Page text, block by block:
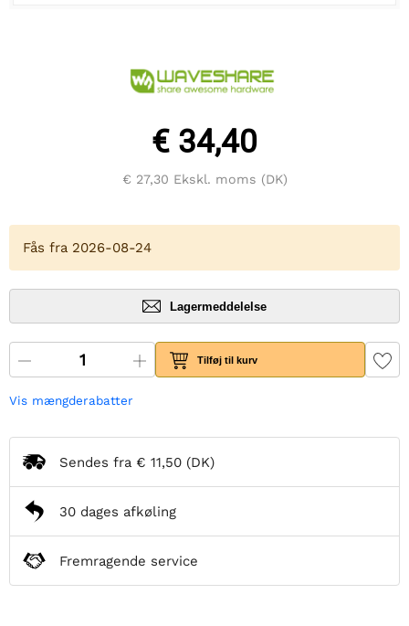
€ 34,40
€ 27,30 Ekskl. moms (DK)
Fås fra 2026-08-24
Lagermeddelelse
Tilføj til kurv
Vis mængderabatter
Sendes fra € 11,50 (DK)
30 dages afkøling
Fremragende service